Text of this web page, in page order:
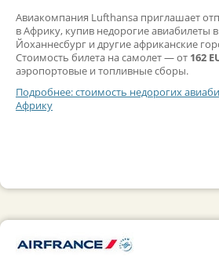
Авиакомпания Lufthansa приглашает
в Африку, купив недорогие авиабилеты
Йоханнесбург и другие африканские
Стоимость билета на самолет — от 162
аэропортовые и топливные сборы.
Подробнее: стоимость недорогих
Африку